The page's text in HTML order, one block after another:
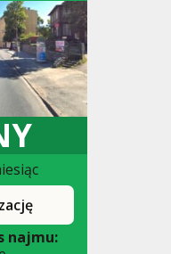
najmu: